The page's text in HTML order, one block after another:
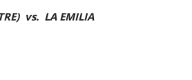
vs. LA EMILIA